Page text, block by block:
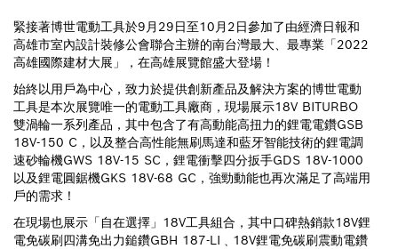
緊接著博世電動工具於9月29日至10月2日參加了由經濟日報和
高雄市室內設計裝修公會聯合主辦的南台灣最大、最專業「2022
高雄國際建材大展」，在高雄展覽館盛大登場！
始終以用戶為中心，致力於提供創新產品及解決方案的博世電動
工具是本次展覽唯一的電動工具廠商，現場展示18V BITURBO
雙渦輪一系列產品，其中包含了有高動能高扭力的鋰電電鑽GSB
18V-150 C，以及整合高性能無刷馬達和藍牙智能技術的鋰電調
速砂輪機GWS 18V-15 SC，鋰電衝擊四分扳手GDS 18V-1000
以及鋰電圓鋸機GKS 18V-68 GC，強勁動能也再次滿足了高端用
戶的需求！
在現場也展示「自在選擇」18V工具組合，其中口碑熱銷款18V鋰
電免碳刷四溝免出力鎚鑽GBH 187-LI﹑18V鋰電免碳刷震動電鑽